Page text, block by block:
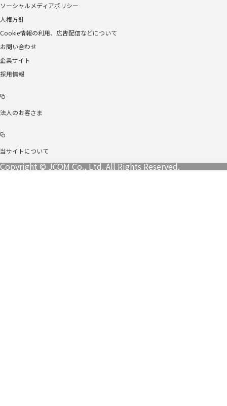
ソーシャルメディアポリシー
人権方針
Cookie情報の利用、広告配信などについて
お問い合わせ
企業サイト
採用情報
法人のお客さま
当サイトについて
Copyright © JCOM Co., Ltd. All Rights Reserved.